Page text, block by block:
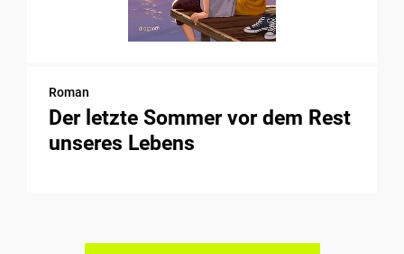
Roman
Der letzte Sommer vor dem Rest
unseres Lebens